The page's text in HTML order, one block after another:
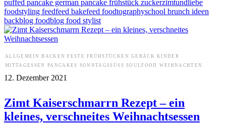
ALLGEMEIN BACKEN FESTE FRÜHSTÜCKEN GEBÄCK KINDER
MITTAGESSEN
PANCAKES SONNTAGSSÜSS SOULFOOD WEIHNACHTEN
12. Dezember 2021
Zimt Kaiserschmarrn Rezept – ein
kleines, verschneites Weihnachtsessen